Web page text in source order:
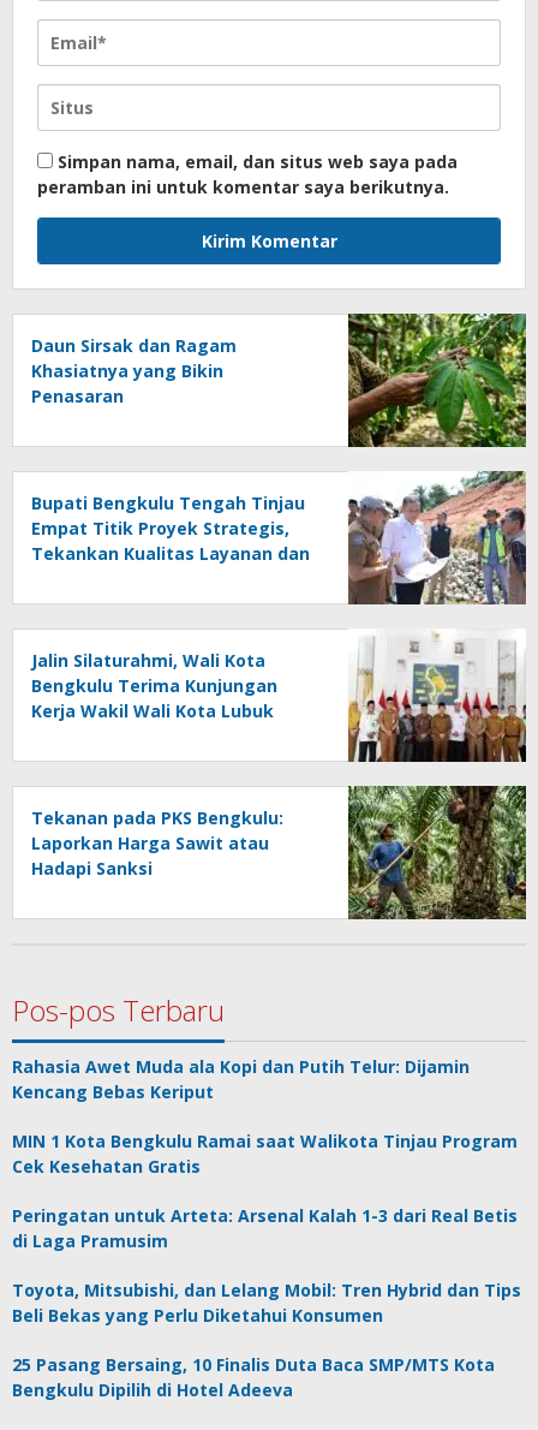
Simpan nama, email, dan situs web saya pada
peramban ini untuk komentar saya berikutnya.
Daun Sirsak dan Ragam
Khasiatnya yang Bikin
Penasaran
Bupati Bengkulu Tengah Tinjau
Empat Titik Proyek Strategis,
Tekankan Kualitas Layanan dan
Jalin Silaturahmi, Wali Kota
Bengkulu Terima Kunjungan
Kerja Wakil Wali Kota Lubuk
Tekanan pada PKS Bengkulu:
Laporkan Harga Sawit atau
Hadapi Sanksi
Pos-pos Terbaru
Rahasia Awet Muda ala Kopi dan Putih Telur: Dijamin
Kencang Bebas Keriput
MIN 1 Kota Bengkulu Ramai saat Walikota Tinjau Program
Cek Kesehatan Gratis
Peringatan untuk Arteta: Arsenal Kalah 1-3 dari Real Betis
di Laga Pramusim
Toyota, Mitsubishi, dan Lelang Mobil: Tren Hybrid dan Tips
Beli Bekas yang Perlu Diketahui Konsumen
25 Pasang Bersaing, 10 Finalis Duta Baca SMP/MTS Kota
Bengkulu Dipilih di Hotel Adeeva